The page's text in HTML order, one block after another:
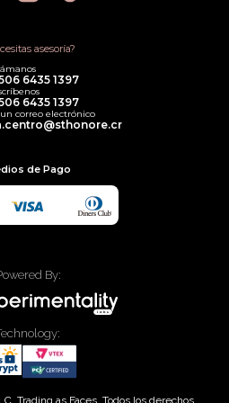
asesoría?
6435 1397
6435 1397
correo electrónico
de Pago
By:
Trading as Faces. Todos los derechos